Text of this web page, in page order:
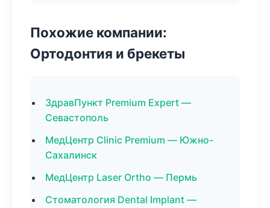
Похожие компании:
Ортодонтия и брекеты
ЗдравПункт Premium Expert —
Севастополь
МедЦентр Clinic Premium — Южно-
Сахалинск
МедЦентр Laser Ortho — Пермь
Стоматология Dental Implant —